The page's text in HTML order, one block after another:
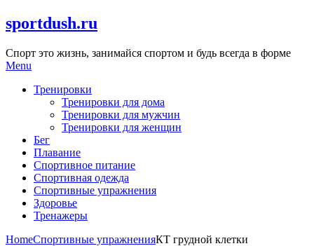
Skip
to
sportdush.ru
Спорт это жизнь, занимайся спортом и будь всегда в форме
Menu
Тренировки
Тренировки для дома
Тренировки для мужчин
Тренировки для женщин
Бег
Плавание
Спортивное питание
Спортивная одежда
Спортивные упражнения
Здоровье
Тренажеры
HomeСпортивные упражненияКТ грудной клетки